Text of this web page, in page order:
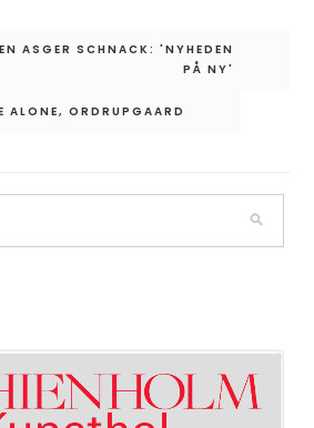
ASGER SCHNACK: 'NYHEDEN
PÅ NY'
ALONE, ORDRUPGAARD